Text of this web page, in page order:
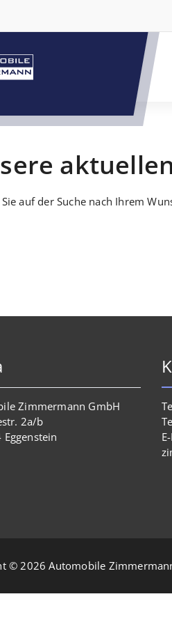
auf der Suche nach Ihrem
Zimmermann GmbH
2a/b
© 2026 Automobile